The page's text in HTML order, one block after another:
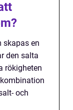
skapas en
den salta
rökigheten
och